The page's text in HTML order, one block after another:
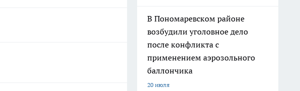
В Пономаревском районе
возбудили уголовное дело
после конфликта с
применением аэрозольного
баллончика
20 июля